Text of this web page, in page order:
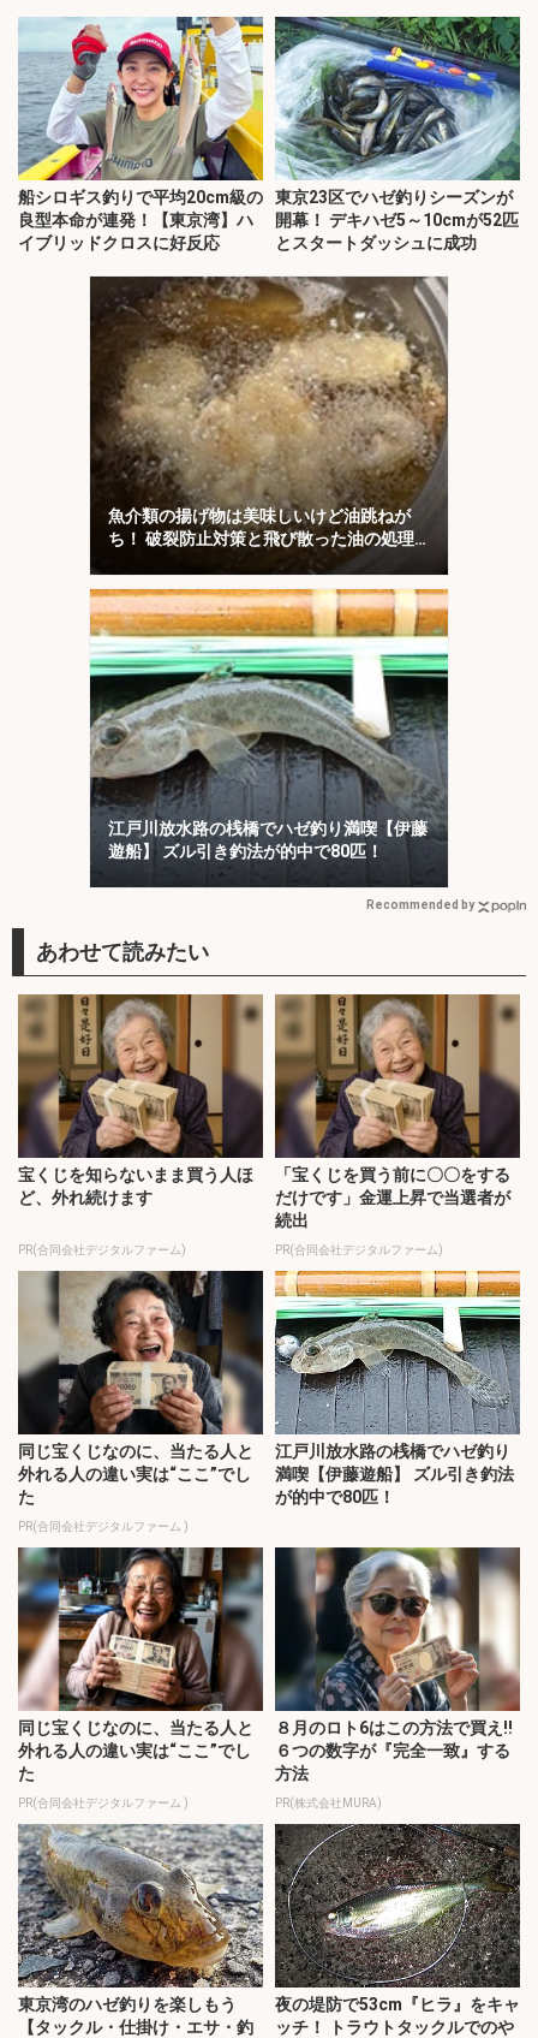
船シロギス釣りで平均20cm級の
良型本命が連発！【東京湾】ハ
イブリッドクロスに好反応
東京23区でハゼ釣りシーズンが
開幕！ デキハゼ5～10cmが52匹
とスタートダッシュに成功
魚介類の揚げ物は美味しいけど油跳ねが
ち！ 破裂防止対策と飛び散った油の処理
江戸川放水路の桟橋でハゼ釣り満喫【伊藤
遊船】 ズル引き釣法が的中で80匹！
Recommended by
宝くじを知らないまま買う人ほ
ど、外れ続けます
PR(合同会社デジタルファーム)
「宝くじを買う前に〇〇をする
だけです」金運上昇で当選者が
続出
PR(合同会社デジタルファーム)
同じ宝くじなのに、当たる人と
外れる人の違い実は“ここ”でし
た
PR(合同会社デジタルファーム )
江戸川放水路の桟橋でハゼ釣り
満喫【伊藤遊船】 ズル引き釣法
が的中で80匹！
同じ宝くじなのに、当たる人と
外れる人の違い実は“ここ”でし
た
PR(合同会社デジタルファーム )
８月のロト6はこの方法で買え!!
６つの数字が『完全一致』する
方法
PR(株式会社MURA)
東京湾のハゼ釣りを楽しもう
【タックル・仕掛け・エサ・釣
夜の堤防で53cm『ヒラ』をキャ
ッチ！ トラウトタックルでのや